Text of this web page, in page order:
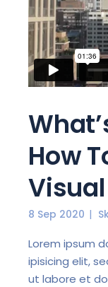
How
8 Sep 2020
Lorem ipsum
ipisicing elit,
ut labore et